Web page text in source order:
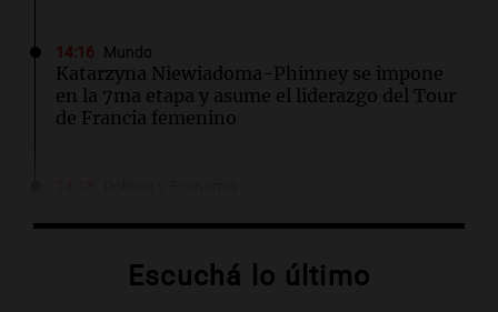
14:16 Mundo
Katarzyna Niewiadoma-Phinney se impone
en la 7ma etapa y asume el liderazgo del Tour
de Francia femenino
$2.000 millones
Guillermo López
Escuchá lo último